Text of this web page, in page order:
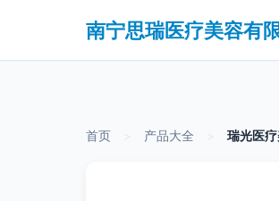
南宁思瑞医疗美容有
首页 产品大全 瑞光医